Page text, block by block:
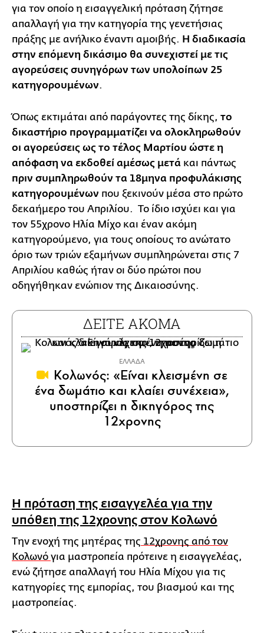
για τον οποίο η εισαγγελική πρόταση ζήτησε
απαλλαγή για την κατηγορία της γενετήσιας
πράξης με ανήλικο έναντι αμοιβής. Η διαδικασία
στην επόμενη δικάσιμο θα συνεχιστεί με τις
αγορεύσεις συνηγόρων των υπολοίπων 25
κατηγορουμένων.
Όπως εκτιμάται από παράγοντες της δίκης, το
δικαστήριο προγραμματίζει να ολοκληρωθούν
οι αγορεύσεις ως το τέλος Μαρτίου ώστε η
απόφαση να εκδοθεί αμέσως μετά και πάντως
πριν συμπληρωθούν τα 18μηνα προφυλάκισης
κατηγορουμένων που ξεκινούν μέσα στο πρώτο
δεκαήμερο του Απριλίου. Το ίδιο ισχύει και για
τον 55χρονο Ηλία Μίχο και έναν ακόμη
κατηγορούμενο, για τους οποίους το ανώτατο
όριο των τριών εξαμήνων συμπληρώνεται στις 7
Απριλίου καθώς ήταν οι δύο πρώτοι που
οδηγήθηκαν ενώπιον της Δικαιοσύνης.
ΔΕΙΤΕ ΑΚΟΜΑ
ΕΛΛΑΔΑ
Κολωνός: «Είναι κλεισμένη σε
ένα δωμάτιο και κλαίει συνέχεια»,
υποστηρίζει η δικηγόρος της
12χρονης
Η πρόταση της εισαγγελέα για την
υπόθεη της 12χρονης στον Κολωνό
Την ενοχή της μητέρας της 12χρονης από τον
Κολωνό για μαστροπεία πρότεινε η εισαγγελέας,
ενώ ζήτησε απαλλαγή του Ηλία Μίχου για τις
κατηγορίες της εμπορίας, του βιασμού και της
μαστροπείας.